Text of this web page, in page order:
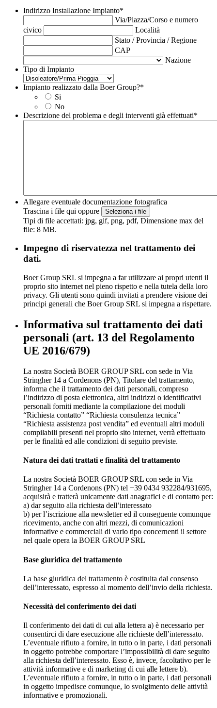
Indirizzo Installazione Impianto*
Via/Piazza/Corso e numero
civico
Località
Stato / Provincia / Regione
CAP
Nazione
Tipo di Impianto
Impianto realizzato dalla Boer Group?*
Si
No
Descrizione del problema e degli interventi già effettuati*
Allegare eventuale documentazione fotografica
Trascina i file qui oppure
Seleziona i file
Tipi di file accettati: jpg, gif, png, pdf, Dimensione max del
file: 8 MB.
Impegno di riservatezza nel trattamento dei
dati.
Boer Group SRL si impegna a far utilizzare ai propri utenti il
proprio sito internet nel pieno rispetto e nella tutela della loro
privacy. Gli utenti sono quindi invitati a prendere visione dei
principi generali che Boer Group SRL si impegna a rispettare.
Informativa sul trattamento dei dati
personali (art. 13 del Regolamento
UE 2016/679)
La nostra Società BOER GROUP SRL con sede in Via
Stringher 14 a Cordenons (PN), Titolare del trattamento,
informa che il trattamento dei dati personali, compreso
l’indirizzo di posta elettronica, altri indirizzi o identificativi
personali forniti mediante la compilazione dei moduli
“Richiesta contatto” “Richiesta consulenza tecnica”
“Richiesta assistenza post vendita” ed eventuali altri moduli
compilabili presenti nel proprio sito internet, verrà effettuato
per le finalità ed alle condizioni di seguito previste.
Natura dei dati trattati e finalità del trattamento
La nostra Società BOER GROUP SRL con sede in Via
Stringher 14 a Cordenons (PN) tel +39 0434 932284/931695,
acquisirà e tratterà unicamente dati anagrafici e di contatto per:
a) dar seguito alla richiesta dell’interessato
b) per l’iscrizione alla newsletter ed il conseguente comunque
ricevimento, anche con altri mezzi, di comunicazioni
informative e commerciali di vario tipo concernenti il settore
nel quale opera la BOER GROUP SRL
Base giuridica del trattamento
La base giuridica del trattamento è costituita dal consenso
dell’interessato, espresso al momento dell’invio della richiesta.
Necessità del conferimento dei dati
Il conferimento dei dati di cui alla lettera a) è necessario per
consentirci di dare esecuzione alle richieste dell’interessato.
L’eventuale rifiuto a fornire, in tutto o in parte, i dati personali
in oggetto potrebbe comportare l’impossibilità di dare seguito
alla richiesta dell’interessato. Esso è, invece, facoltativo per le
attività informative e di marketing di cui alle lettere b).
L’eventuale rifiuto a fornire, in tutto o in parte, i dati personali
in oggetto impedisce comunque, lo svolgimento delle attività
informative e promozionali.